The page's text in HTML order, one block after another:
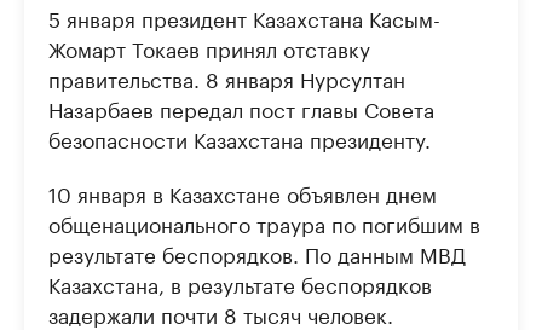
5 января президент Казахстана Касым-
Жомарт Токаев принял отставку
правительства. 8 января Нурсултан
Назарбаев передал пост главы Совета
безопасности Казахстана президенту.
10 января в Казахстане объявлен днем
общенационального траура по погибшим в
результате беспорядков. По данным МВД
Казахстана, в результате беспорядков
задержали почти 8 тысяч человек.